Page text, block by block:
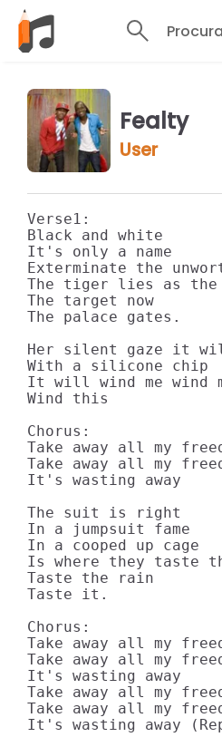
Fealty
User
Verse1:
Black and white
It's only a name
Exterminate the
The tiger lies as the
The target now
The palace gates.
Her silent gaze it
With a silicone chip
It will wind me wind
Wind this
Chorus:
Take away all my
Take away all my
It's wasting away
The suit is right
In a jumpsuit fame
In a cooped up cage
Is where they taste
Taste the rain
Taste it.
Chorus:
Take away all my
Take away all my
It's wasting away
Take away all my
Take away all my
It's wasting away